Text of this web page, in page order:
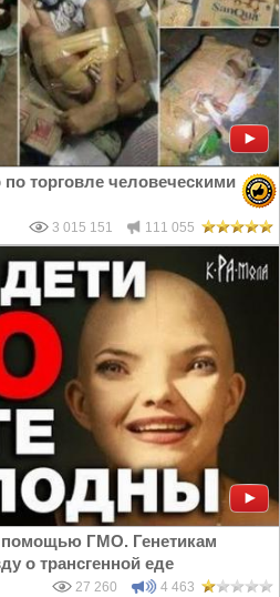
торговле человеческими
3 015 151 111 055
помощью ГМО. Генетикам
о трансгенной еде
27 260 4 463